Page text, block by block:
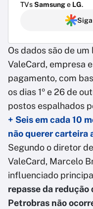
TVsSamsunge LG.
Siga
Os dados são de
ValeCard, empresa
pagamento, com
os dias 1º e 26 de
postos espalhados
+ Seis em cada 10
não querer carteira
Segundo o diretor
ValeCard, Marcelo
influenciado
repasse da
Petrobras não